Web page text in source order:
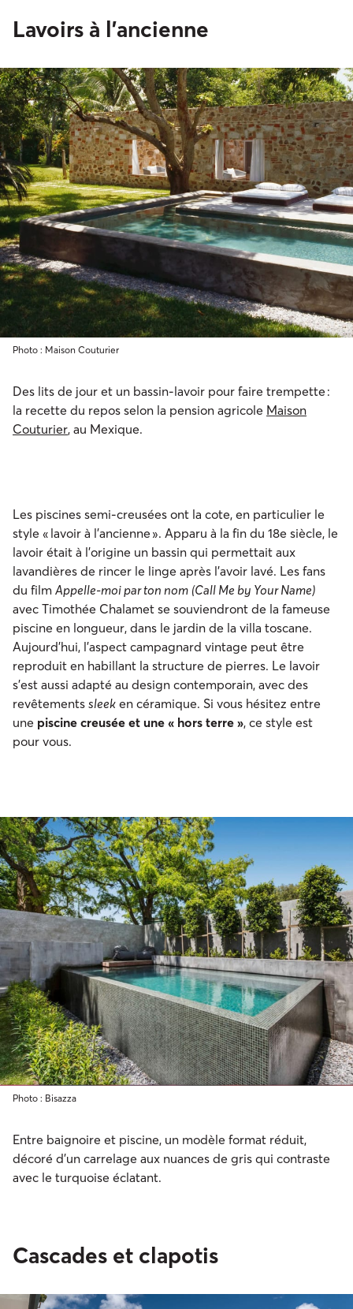
Lavoirs à l’ancienne
Photo : Maison Couturier
Des lits de jour et un bassin-lavoir pour faire trempette :
la recette du repos selon la pension agricole Maison
Couturier, au Mexique.
Les piscines semi-creusées ont la cote, en particulier le
style « lavoir à l’ancienne ». Apparu à la fin du 18e siècle, le
lavoir était à l’origine un bassin qui permettait aux
lavandières de rincer le linge après l’avoir lavé. Les fans
du film Appelle-moi par ton nom (Call Me by Your Name)
avec Timothée Chalamet se souviendront de la fameuse
piscine en longueur, dans le jardin de la villa toscane.
Aujourd’hui, l’aspect campagnard vintage peut être
reproduit en habillant la structure de pierres. Le lavoir
s’est aussi adapté au design contemporain, avec des
revêtements sleek en céramique. Si vous hésitez entre
une piscine creusée et une « hors terre », ce style est
pour vous.
Photo : Bisazza
Entre baignoire et piscine, un modèle format réduit,
décoré d’un carrelage aux nuances de gris qui contraste
avec le turquoise éclatant.
Cascades et clapotis